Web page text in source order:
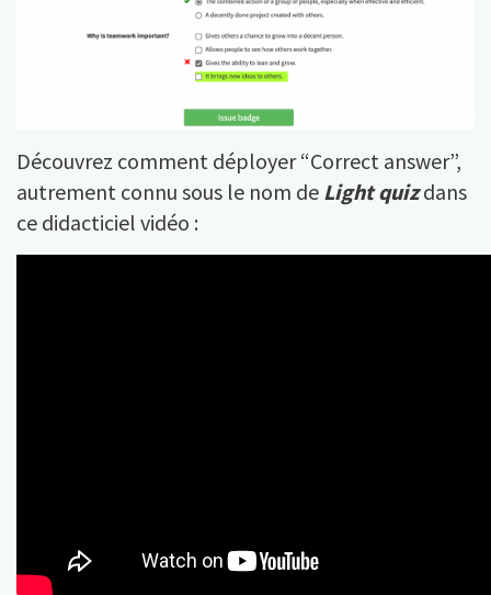
Découvrez comment déployer “Correct answer”,
autrement connu sous le nom de Light quizdans
ce didacticiel vidéo :